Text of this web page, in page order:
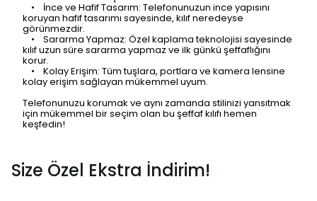
• İnce ve Hafif Tasarım: Telefonunuzun ince yapısını
koruyan hafif tasarımı sayesinde, kılıf neredeyse
görünmezdir.
• Sararma Yapmaz: Özel kaplama teknolojisi sayesinde
kılıf uzun süre sararma yapmaz ve ilk günkü şeffaflığını
korur.
• Kolay Erişim: Tüm tuşlara, portlara ve kamera lensine
kolay erişim sağlayan mükemmel uyum.
Telefonunuzu korumak ve aynı zamanda stilinizi yansıtmak
için mükemmel bir seçim olan bu şeffaf kılıfı hemen
keşfedin!
Size Özel Ekstra İndirim!